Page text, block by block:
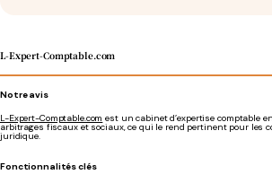
L-Expert-Comptable.com
Notre avis
L-Expert-Comptable.com est un cabinet d’expertise comptable
arbitrages fiscaux et sociaux, ce qui le rend pertinent pour les
juridique.
Fonctionnalités clés